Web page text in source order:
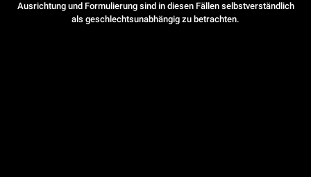
Ausrichtung und Formulierung sind in diesen Fällen selbstverständlich
als geschlechtsunabhängig zu betrachten.